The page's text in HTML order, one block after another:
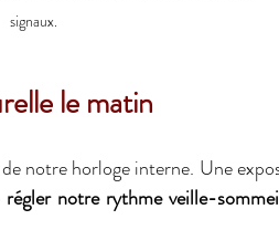
signaux.
le matin
notre horloge interne. Une
régler notre rythme veille-